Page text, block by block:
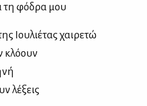
τη φό­δρα μου
Ιου­λιέ­τας χαι­ρε­τώ
κλό­ουν
λέ­ξεις